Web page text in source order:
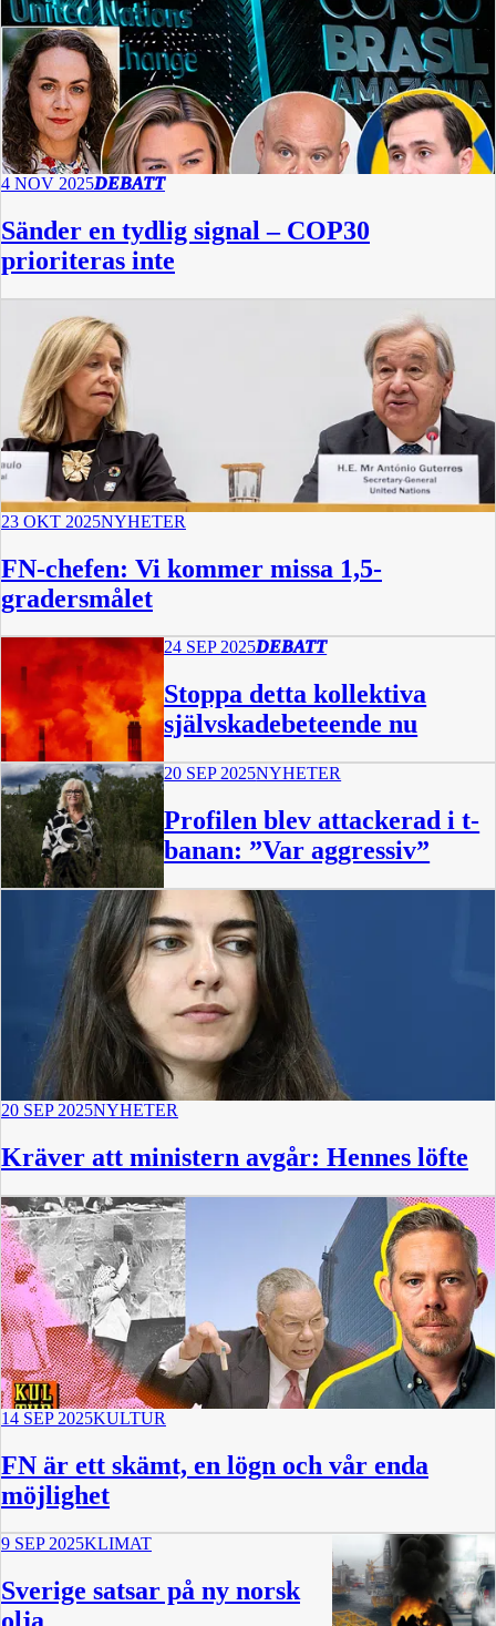
4 NOV 2025DEBATT
Sänder en tydlig signal – COP30
prioriteras inte
23 OKT 2025NYHETER
FN-chefen: Vi kommer missa 1,5-
gradersmålet
24 SEP 2025DEBATT
Stoppa detta kollektiva
självskadebeteende nu
20 SEP 2025NYHETER
Profilen blev attackerad i t-
banan: ”Var aggressiv”
20 SEP 2025NYHETER
Kräver att ministern avgår: Hennes löfte
14 SEP 2025KULTUR
FN är ett skämt, en lögn och vår enda
möjlighet
9 SEP 2025KLIMAT
Sverige satsar på ny norsk